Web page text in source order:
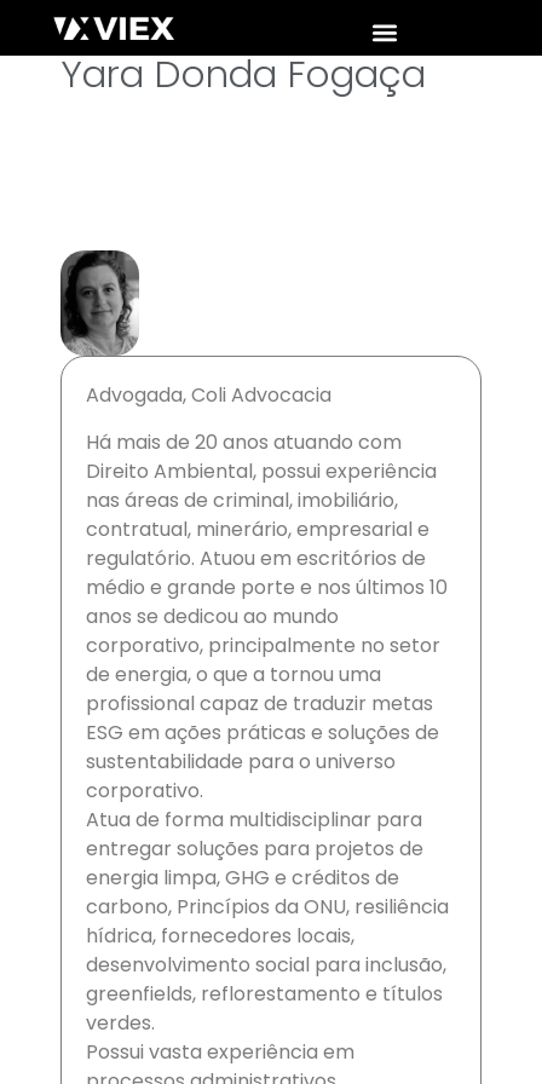
Yara Donda Fogaça
Advogada, Coli Advocacia
Há mais de 20 anos atuando com
Direito Ambiental, possui experiência
nas áreas de criminal, imobiliário,
contratual, minerário, empresarial e
regulatório. Atuou em escritórios de
médio e grande porte e nos últimos 10
anos se dedicou ao mundo
corporativo, principalmente no setor
de energia, o que a tornou uma
profissional capaz de traduzir metas
ESG em ações práticas e soluções de
sustentabilidade para o universo
corporativo.
Atua de forma multidisciplinar para
entregar soluções para projetos de
energia limpa, GHG e créditos de
carbono, Princípios da ONU, resiliência
hídrica, fornecedores locais,
desenvolvimento social para inclusão,
greenfields, reflorestamento e títulos
verdes.
Possui vasta experiência em